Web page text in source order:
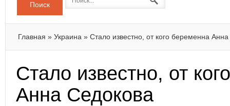
Поиск
Главная » Украина » Стало известно, от кого беременна
Стало известно, от
Анна Седокова